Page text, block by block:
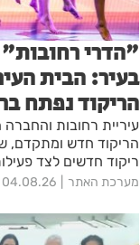
"הדרי
בעיר: הבית
הריקוד נפתח
עיריית רחובות והחברה
הריקוד חדש ומתקדם,
ריקוד חדשים לצד
מערכת האתר 04.08.26